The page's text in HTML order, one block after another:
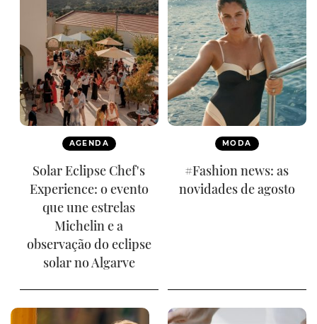
AGENDA
Solar Eclipse Chef's
Experience: o evento
que une estrelas
Michelin e a
observação do eclipse
solar no Algarve
MODA
#Fashion news: as
novidades de agosto